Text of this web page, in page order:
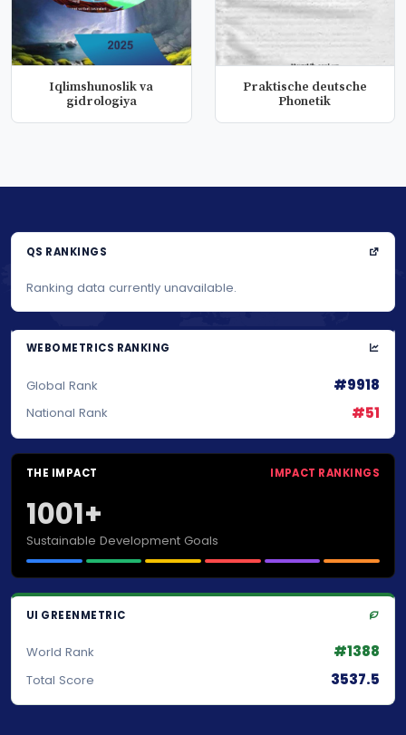
Iqlimshunoslik va
gidrologiya
Praktische deutsche
Phonetik
QS RANKINGS
Ranking data currently unavailable.
WEBOMETRICS RANKING
Global Rank #9918
National Rank #51
THE IMPACT IMPACT RANKINGS
1001+
Sustainable Development Goals
UI GREENMETRIC
World Rank #1388
Total Score 3537.5